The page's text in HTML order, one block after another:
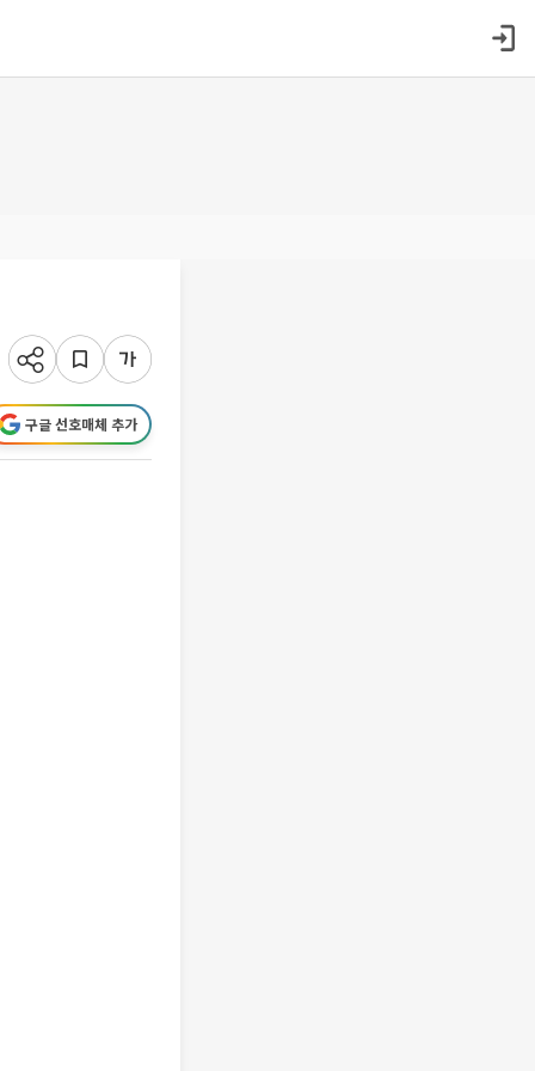
구글 선호매체 추가